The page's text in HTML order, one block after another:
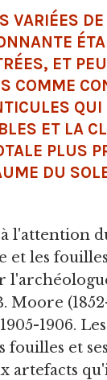
VARIÉES
ET
COMME
ET LA
PLUS
DU
l'attention
et les
Moore
1906.
fouilles et
artefacts